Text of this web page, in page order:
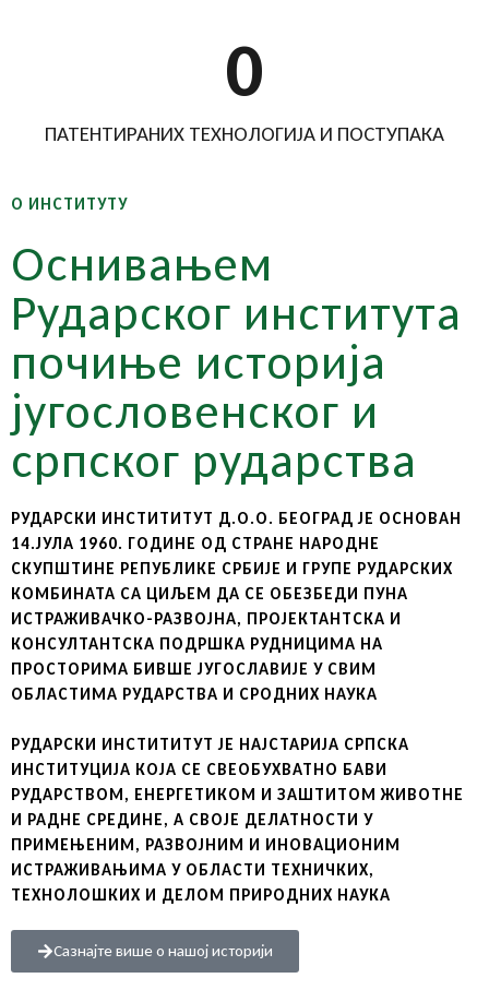
ПАТЕНТИРАНИХ ТЕХНОЛОГИЈА И ПОСТУПАКА
0
О ИНСТИТУТУ
Оснивањем
Рударског института
почиње историја
југословенског и
српског рударства
РУДАРСКИ ИНСТИТИТУТ Д.О.О. БЕОГРАД ЈЕ ОСНОВАН
14.ЈУЛА 1960. ГОДИНЕ ОД СТРАНЕ НАРОДНЕ
СКУПШТИНЕ РЕПУБЛИКЕ СРБИЈЕ И ГРУПЕ РУДАРСКИХ
КОМБИНАТА СА ЦИЉЕМ ДА СЕ ОБЕЗБЕДИ ПУНА
ИСТРАЖИВАЧКО-РАЗВОЈНА, ПРОЈЕКТАНТСКА И
КОНСУЛТАНТСКА ПОДРШКА РУДНИЦИМА НА
ПРОСТОРИМА БИВШЕ ЈУГОСЛАВИЈЕ У СВИМ
ОБЛАСТИМА РУДАРСТВА И СРОДНИХ НАУКА
РУДАРСКИ ИНСТИТИТУТ ЈЕ НАЈСТАРИЈА СРПСКА
ИНСТИТУЦИЈА КОЈА СЕ СВЕОБУХВАТНО БАВИ
РУДАРСТВОМ, ЕНЕРГЕТИКОМ И ЗАШТИТОМ ЖИВОТНЕ
И РАДНЕ СРЕДИНЕ, А СВОЈЕ ДЕЛАТНОСТИ У
ПРИМЕЊЕНИМ, РАЗВОЈНИМ И ИНОВАЦИОНИМ
ИСТРАЖИВАЊИМА У ОБЛАСТИ ТЕХНИЧКИХ,
ТЕХНОЛОШКИХ И ДЕЛОМ ПРИРОДНИХ НАУКА
Сазнајте више о нашој историји